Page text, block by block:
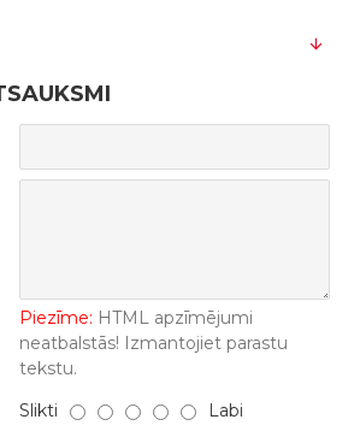
Piezīme: HTML apzīmējumi
neatbalstās! Izmantojiet parastu
tekstu.
Slikti Labi